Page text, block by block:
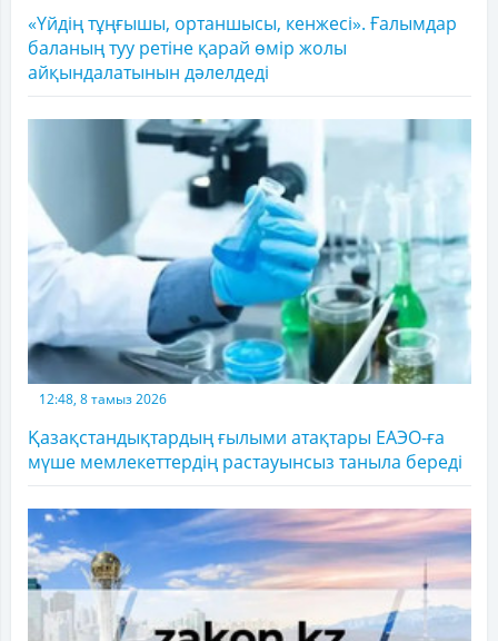
«Үйдің тұңғышы, ортаншысы, кенжесі». Ғалымдар
баланың туу ретіне қарай өмір жолы
айқындалатынын дәлелдеді
12:48, 8 тамыз 2026
Қазақстандықтардың ғылыми атақтары ЕАЭО-ға
мүше мемлекеттердің растауынсыз таныла береді